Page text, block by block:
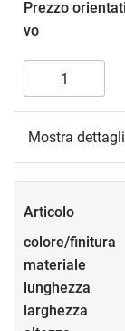
Mostra dettagli